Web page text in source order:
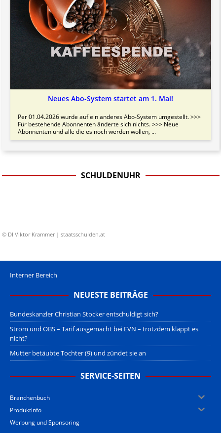
Neues Abo-System startet am 1. Mai!
Per 01.04.2026 wurde auf ein anderes Abo-System umgestellt. >>>
Für bestehende Abonnenten änderte sich nichts. >>> Neue
Abonnenten und alle die es noch werden wollen, ...
SCHULDENUHR
© DI Viktor Krammer | staatsschulden.at
Interner Bereich
NEUESTE BEITRÄGE
Bundeskanzler Christian Stocker entschuldigt sich?
Strom und OBS – Tarif ausgemacht bei EVN – trotzdem klappt es
nicht?
Mutter betäubte Tochter (9) und zündet sie an
SERVICE-SEITEN
Branchenbuch
Produktinfo
Werbung und Sponsoring